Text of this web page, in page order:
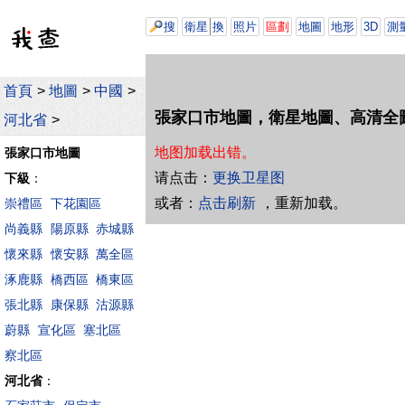
首頁 > 地圖 > 中國 >
河北省 >
張家口市地圖
下級 ：
崇禮區 下花園區
尚義縣
陽原縣 赤城縣
懷來縣 懷安縣 萬全區
涿鹿縣 橋西區 橋東區
張北縣
康保縣 沽源縣
蔚縣 宣化區 塞北區
察北區
河北省：
搜 衛星 換 照片 區劃 地圖 地形 3D 測
張家口市地圖，衛星地圖、高清全
地图加载出错。
请点击： 更换卫星图
或者： 点击刷新 ，重新加载。